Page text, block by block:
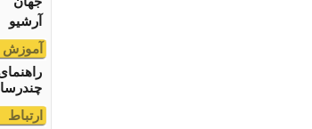
آرشیو
آموزش
ارتباط